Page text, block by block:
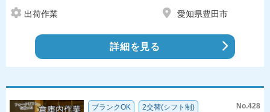
出荷作業 愛知県豊田市
詳細を見る
ブランクOK 2交替(シフト制) No.428